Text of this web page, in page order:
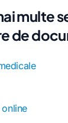
multe
de